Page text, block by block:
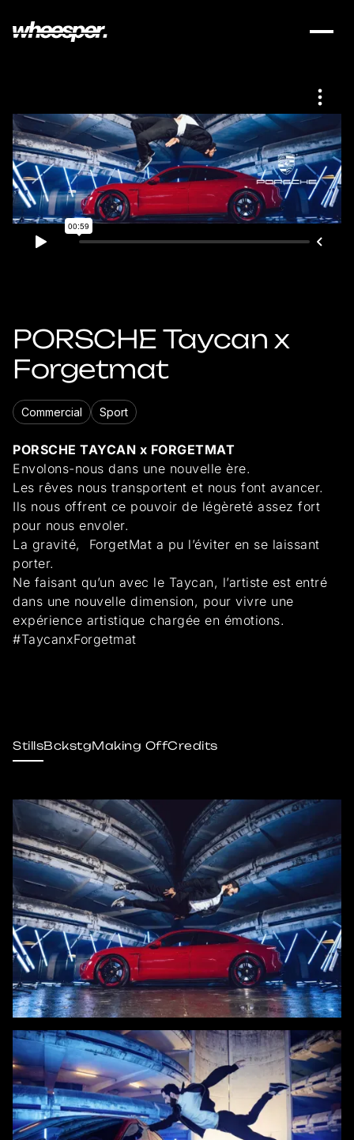
PORSCHE Taycan x
Forgetmat
Commercial Sport
PORSCHE TAYCAN x FORGETMAT
Envolons-nous dans une nouvelle ère.
Les rêves nous transportent et nous font avancer.
Ils nous offrent ce pouvoir de légèreté assez fort
pour nous envoler.
La gravité, ForgetMat a pu l’éviter en se laissant
porter.
Ne faisant qu’un avec le Taycan, l’artiste est entré
dans une nouvelle dimension, pour vivre une
expérience artistique chargée en émotions.
#TaycanxForgetmat
StillsBckstgMaking OffCredits